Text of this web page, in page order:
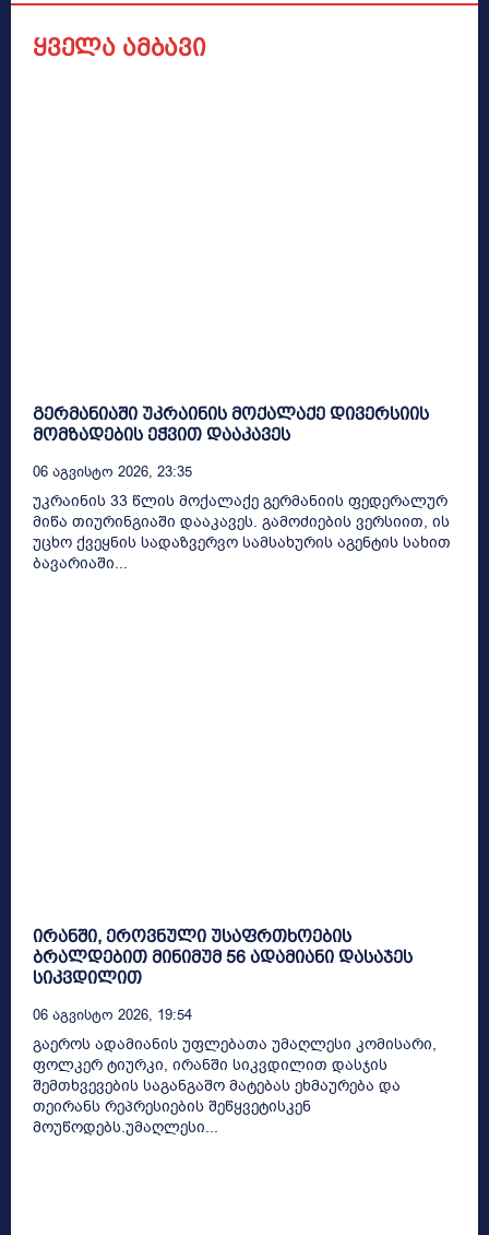
ყველა ამბავი
გერმანიაში უკრაინის მოქალაქე დივერსიის
მომზადების ეჭვით დააკავეს
06 Აგვისტო 2026, 23:35
უკრაინის 33 წლის მოქალაქე გერმანიის ფედერალურ
მიწა თიურინგიაში დააკავეს. გამოძიების ვერსიით, ის
უცხო ქვეყნის სადაზვერვო სამსახურის აგენტის სახით
ბავარიაში...
ირანში, ეროვნული უსაფრთხოების
ბრალდებით მინიმუმ 56 ადამიანი დასაჯეს
სიკვდილით
06 Აგვისტო 2026, 19:54
გაეროს ადამიანის უფლებათა უმაღლესი კომისარი,
ფოლკერ ტიურკი, ირანში სიკვდილით დასჯის
შემთხვევების საგანგაშო მატებას ეხმაურება და
თეირანს რეპრესიების შეწყვეტისკენ
მოუწოდებს.უმაღლესი...